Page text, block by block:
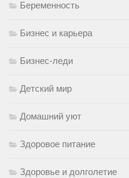
Беременность
Бизнес и карьера
Бизнес-леди
Детский мир
Домашний уют
Здоровое питание
Здоровье и долголетие